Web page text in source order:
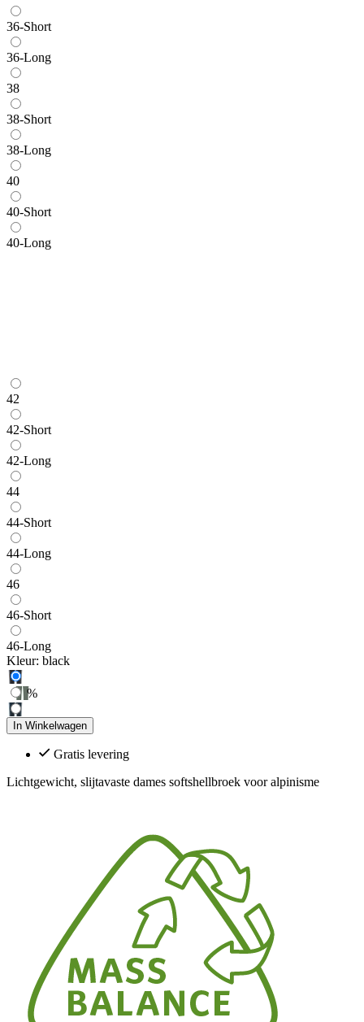
36-Short
36-Long
38
38-Short
38-Long
40
40-Short
40-Long
42
42-Short
42-Long
44
44-Short
44-Long
46
46-Short
46-Long
Kleur: black
%
In Winkelwagen
Gratis levering
Lichtgewicht, slijtavaste dames softshellbroek voor alpinisme